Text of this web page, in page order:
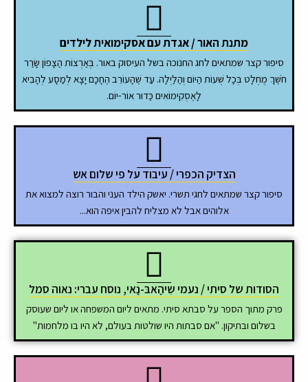
מתנת האור / אגדת עם אסקימואית לילדים
סיפור קצר שמתאים לחג החנוכה בשל העיסוק באור. בְּאַרְצוֹת הַצָפוֹן שָׂרַר
חֹשֶׁךְ מֻחְלָט בְּכָל שְׁעוֹת הַיוֹם וְהַלַיְלָה. עַד שֶׁהָעוֹרֵב הֶחָכָם יָצָא לְמַסָע לְהָבִיא
לָאֶסְקִימוֹאִים כַּדוּר אוֹר-יוֹם.
הצדיק הכפרי / עיבוד על פי שלום אש
סיפור קצר שמתאים לחגי תשרי. יאשק הילד העני והבור רוצה למצוא את
אלוהים אבל לא מצליח להבין איפה הוא...
הסודות של סיתי / נעמי שִיהַאבּ-נַאי, נוסח עברי: נאוה סמל
פרק מתוך הספר על סבתא סיתי. מתאים ליום המשפחה או ליום שעוסק
בשלום ובתיקון. "אם סבתות היו שולטות בעולם, לא היו בו מלחמות"